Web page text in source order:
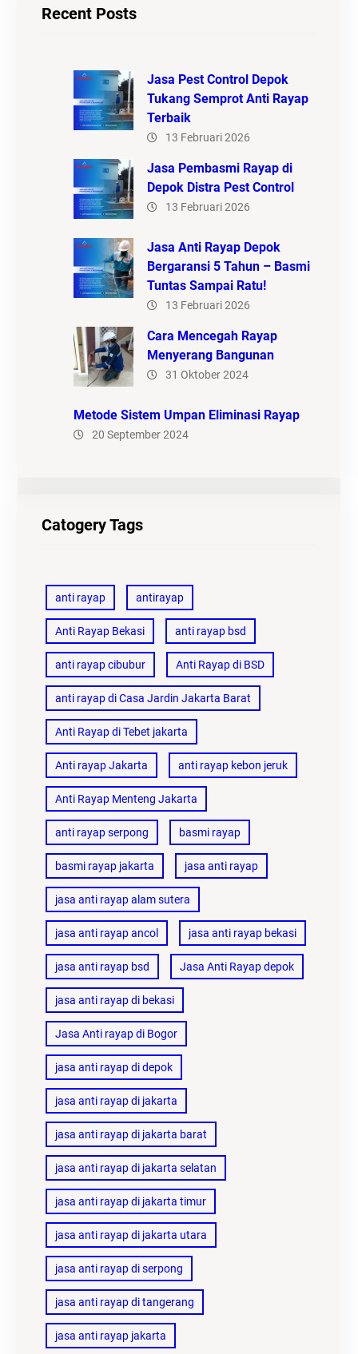
Recent Posts
Jasa Pest Control Depok
Tukang Semprot Anti Rayap
Terbaik
13 Februari 2026
Jasa Pembasmi Rayap di
Depok Distra Pest Control
13 Februari 2026
Jasa Anti Rayap Depok
Bergaransi 5 Tahun – Basmi
Tuntas Sampai Ratu!
13 Februari 2026
Cara Mencegah Rayap
Menyerang Bangunan
31 Oktober 2024
Metode Sistem Umpan Eliminasi Rayap
20 September 2024
Catogery Tags
anti rayap antirayap
Anti Rayap Bekasi anti rayap bsd
anti rayap cibubur Anti Rayap di BSD
anti rayap di Casa Jardin Jakarta Barat
Anti Rayap di Tebet jakarta
Anti rayap Jakarta anti rayap kebon jeruk
Anti Rayap Menteng Jakarta
anti rayap serpong basmi rayap
basmi rayap jakarta jasa anti rayap
jasa anti rayap alam sutera
jasa anti rayap ancol jasa anti rayap bekasi
jasa anti rayap bsd Jasa Anti Rayap depok
jasa anti rayap di bekasi
Jasa Anti rayap di Bogor
jasa anti rayap di depok
jasa anti rayap di jakarta
jasa anti rayap di jakarta barat
jasa anti rayap di jakarta selatan
jasa anti rayap di jakarta timur
jasa anti rayap di jakarta utara
jasa anti rayap di serpong
jasa anti rayap di tangerang
jasa anti rayap jakarta